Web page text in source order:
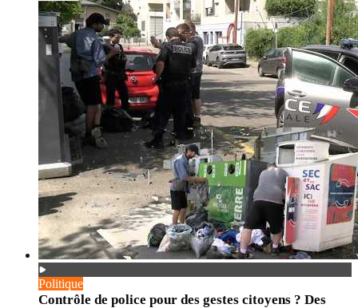
Politique
Contrôle de police pour des gestes citoyens ? Des